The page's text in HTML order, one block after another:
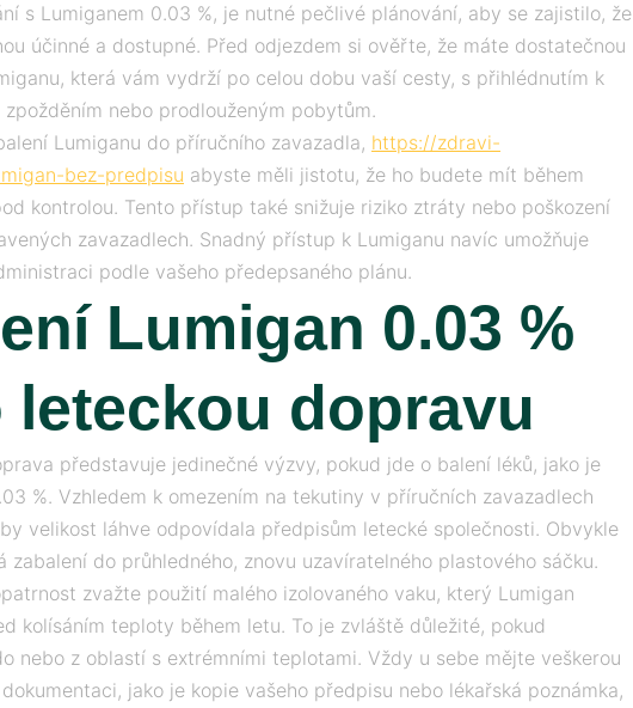
s Lumiganem 0.03 %, je nutné pečlivé plánování, aby se zajistilo, že
účinné a dostupné. Před odjezdem si ověřte, že máte dostatečnou
která vám vydrží po celou dobu vaší cesty, s přihlédnutím k
nebo prodlouženým pobytům.
Lumiganu do příručního zavazadla, https://zdravi-
bez-predpisu abyste měli jistotu, že ho budete mít během
kontrolou. Tento přístup také snižuje riziko ztráty nebo poškození
zavazadlech. Snadný přístup k Lumiganu navíc umožňuje
podle vašeho předepsaného plánu.
Lumigan 0.03 %
leteckou dopravu
představuje jedinečné výzvy, pokud jde o balení léků, jako je
%. Vzhledem k omezením na tekutiny v příručních zavazadlech
velikost láhve odpovídala předpisům letecké společnosti. Obvykle
zabalení do průhledného, ​​znovu uzavíratelného plastového sáčku.
zvažte použití malého izolovaného vaku, který Lumigan
kolísáním teploty během letu. To je zvláště důležité, pokud
nebo z oblastí s extrémními teplotami. Vždy u sebe mějte veškerou
jako je kopie vašeho předpisu nebo lékařská poznámka,